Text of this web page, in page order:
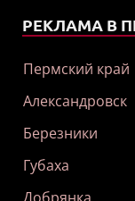
РЕКЛАМА В
Пермский край
Александровск
Березники
Губаха